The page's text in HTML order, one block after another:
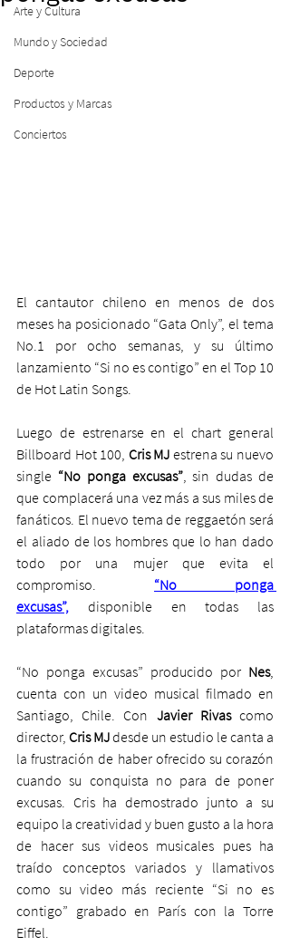
Arte y Cultura
Mundo y Sociedad
Deporte
Productos y Marcas
Conciertos
El cantautor chileno en menos de dos
meses ha posicionado “Gata Only”, el tema
No.1 por ocho semanas, y su último
lanzamiento “Si no es contigo” en el Top 10
de Hot Latin Songs.
Luego de estrenarse en el chart general
Billboard Hot 100, Cris MJ estrena su nuevo
single “No ponga excusas”, sin dudas de
que complacerá una vez más a sus miles de
fanáticos. El nuevo tema de reggaetón será
el aliado de los hombres que lo han dado
todo por una mujer que evita el
compromiso. “No ponga
excusas”, disponible en todas las
plataformas digitales.
“No ponga excusas” producido por Nes,
cuenta con un video musical filmado en
Santiago, Chile. Con Javier Rivas como
director, Cris MJ desde un estudio le canta a
la frustración de haber ofrecido su corazón
cuando su conquista no para de poner
excusas. Cris ha demostrado junto a su
equipo la creatividad y buen gusto a la hora
de hacer sus videos musicales pues ha
traído conceptos variados y llamativos
como su video más reciente “Si no es
contigo” grabado en París con la Torre
Eiffel.